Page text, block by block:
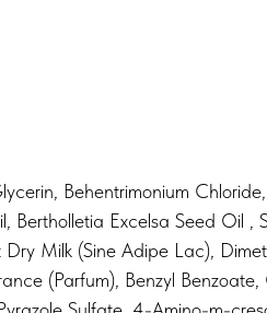
Behentrimonium
Excelsa Seed Oil ,
Milk (Sine Adipe Lac),
(Parfum), Benzyl